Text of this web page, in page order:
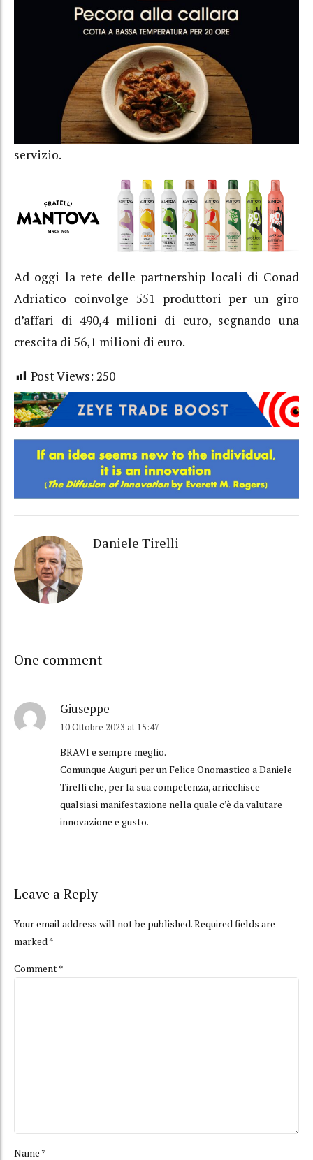
servizio.
Ad oggi la rete delle partnership locali di Conad
Adriatico coinvolge 551 produttori per un giro
d’affari di 490,4 milioni di euro, segnando una
crescita di 56,1 milioni di euro.
Post Views: 250
Daniele Tirelli
One comment
Giuseppe
10 Ottobre 2023 at 15:47
BRAVI e sempre meglio.
Comunque Auguri per un Felice Onomastico a Daniele
Tirelli che, per la sua competenza, arricchisce
qualsiasi manifestazione nella quale c’è da valutare
innovazione e gusto.
Leave a Reply
Your email address will not be published. Required fields are
marked *
Comment*
Name *